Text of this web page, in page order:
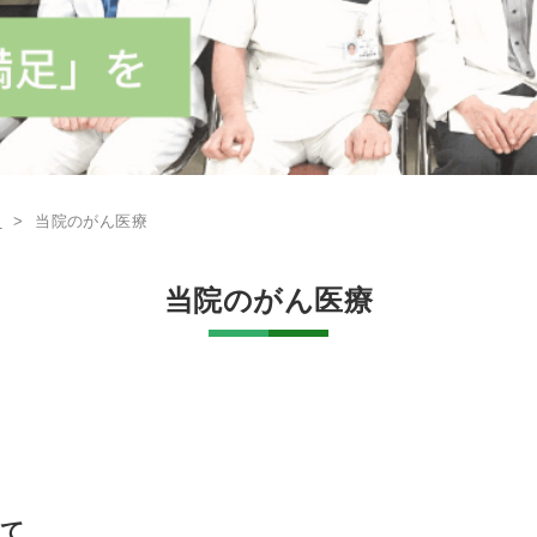
病理診断科 緩和ケア
> 当院のがん医療
当院のがん医療